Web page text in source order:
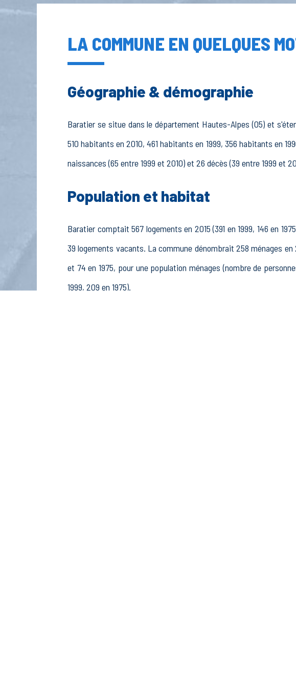
LA COMMUNE EN QUELQUES
Géographie & démographie
Baratier se situe dans le département Hautes-Alpes (05) et
510 habitants en 2010, 461 habitants en 1999, 356 habitants en
naissances (65 entre 1999 et 2010) et 26 décès (39 entre 1999 et
Population et habitat
Baratier comptait 567 logements en 2015 (391 en 1999, 146 en
39 logements vacants. La commune dénombrait 258 ménages
et 74 en 1975, pour une population ménages (nombre de
1999, 209 en 1975).